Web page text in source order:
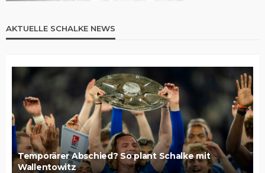
AKTUELLE SCHALKE NEWS
Temporärer Abschied? So plant Schalke mit
Wallentowitz